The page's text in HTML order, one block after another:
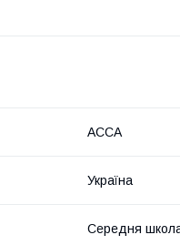
АССА
Україна
Середня